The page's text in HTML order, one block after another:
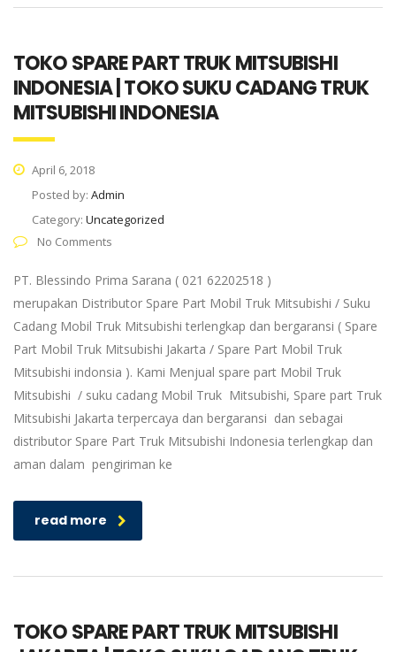
TOKO SPARE PART TRUK MITSUBISHI
INDONESIA | TOKO SUKU CADANG TRUK
MITSUBISHI INDONESIA
April 6, 2018
Posted by: Admin
Category: Uncategorized
No Comments
PT. Blessindo Prima Sarana ( 021 62202518 )
merupakan Distributor Spare Part Mobil Truk Mitsubishi / Suku
Cadang Mobil Truk Mitsubishi terlengkap dan bergaransi ( Spare
Part Mobil Truk Mitsubishi Jakarta / Spare Part Mobil Truk
Mitsubishi indonsia ). Kami Menjual spare part Mobil Truk
Mitsubishi / suku cadang Mobil Truk Mitsubishi, Spare part Truk
Mitsubishi Jakarta terpercaya dan bergaransi dan sebagai
distributor Spare Part Truk Mitsubishi Indonesia terlengkap dan
aman dalam pengiriman ke
read more
TOKO SPARE PART TRUK MITSUBISHI